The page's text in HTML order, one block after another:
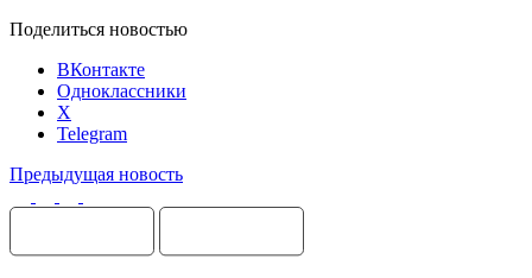
Поделиться новостью
ВКонтакте
Одноклассники
X
Telegram
Предыдущая новость